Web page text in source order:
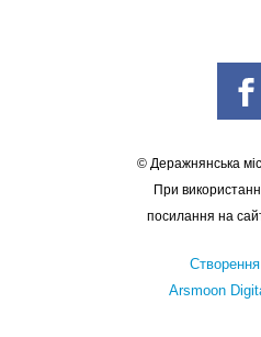
© Деражнянська
При
посилання на
Arsmoon